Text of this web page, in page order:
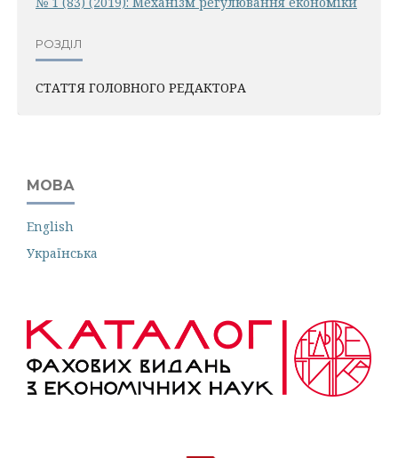
РОЗДІЛ
СТАТТЯ ГОЛОВНОГО РЕДАКТОРА
МОВА
English
Українська